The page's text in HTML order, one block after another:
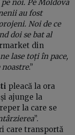
noi. Pe Moldova
au fost
Noi de ce
doi se bat al
din
ne lase toți în pace,
.”
pleacă la ora
ajunge la
la care se
”.
care transportă